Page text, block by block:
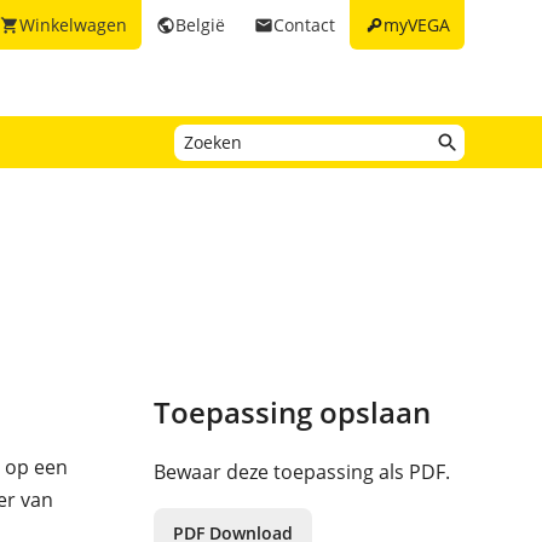
keymyVEGA
emailContact
publicBelgië
shopping_cartWinkelwagen
een
van
Toepassing opslaan
Bewaar deze toepassing als PDF.
PDF Download